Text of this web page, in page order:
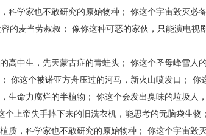
科学家也不敢研究的原始物种； 你这个宇宙毁灭必
的麦当劳叔叔； 像你这种可恶的家伙，只能演电视
高中生，先天蒙古症的青蛙头； 你这个圣母峰雪人
你这个被诺亚方舟压过的河马，新火山喷发口； 你
生命力腐烂的半植物； 你这个会发出臭味的垃圾人
上帝失手摔下来的旧洗衣机，能思考的无脑袋生物
质，科学家也不敢研究的原始物种； 你这个宇宙毁